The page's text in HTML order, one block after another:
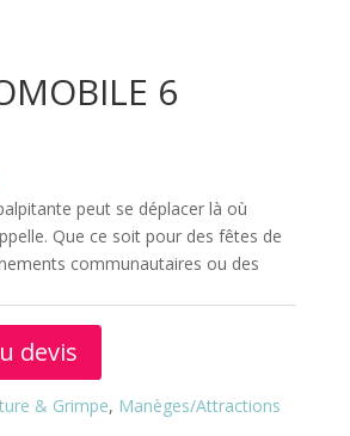
6
peut se déplacer là où
Que ce soit pour des fêtes de
communautaires ou des
devis
& Grimpe, Manèges/Attractions